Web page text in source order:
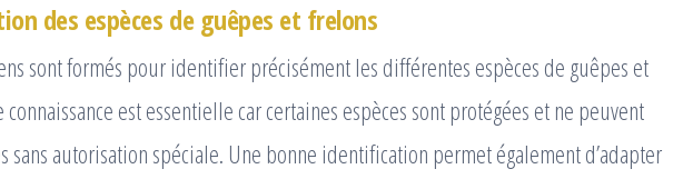
des espèces de guêpes et frelons
sont formés pour identifier précisément les différentes espèces de guêpes et
connaissance est essentielle car certaines espèces sont protégées et ne peuvent
sans autorisation spéciale. Une bonne identification permet également d’adapter